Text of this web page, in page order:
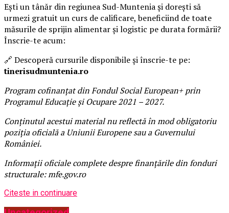
Ești un tânăr din regiunea Sud-Muntenia și dorești să
urmezi gratuit un curs de calificare, beneficiind de toate
măsurile de sprijin alimentar și logistic pe durata formării?
Înscrie-te acum:
🔗 Descoperă cursurile disponibile și înscrie-te pe:
tinerisudmuntenia.ro
Program cofinanțat din Fondul Social European+ prin
Programul Educație și Ocupare 2021 – 2027.
Conținutul acestui material nu reflectă în mod obligatoriu
poziția oficială a Uniunii Europene sau a Guvernului
României.
Informații oficiale complete despre finanțările din fonduri
structurale: mfe.gov.ro
Citeste in continuare